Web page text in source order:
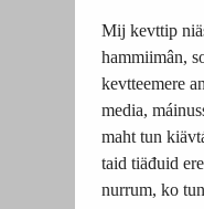
Mij kevttip
hammiimân,
kevtteemere
media,
maht tun
taid tiäđuid
nurrum, ko